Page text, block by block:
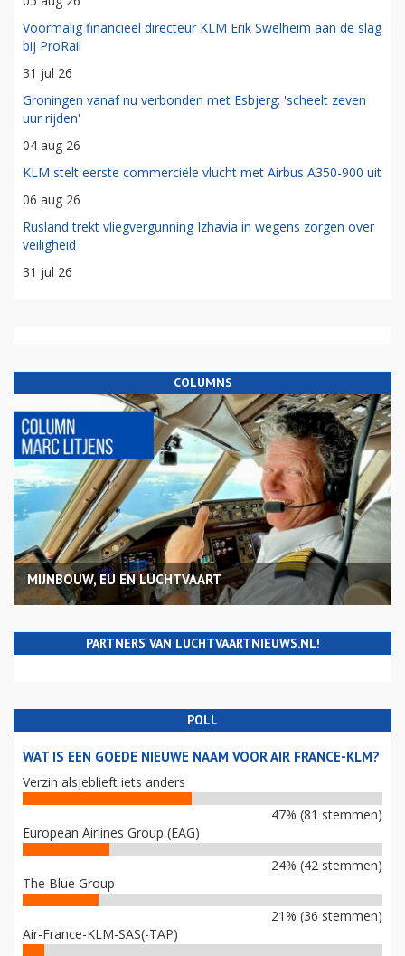
Voormalig financieel directeur KLM Erik Swelheim aan de slag
bij ProRail
31 jul 26
Groningen vanaf nu verbonden met Esbjerg: 'scheelt zeven
uur rijden'
04 aug 26
KLM stelt eerste commerciële vlucht met Airbus A350-900 uit
06 aug 26
Rusland trekt vliegvergunning Izhavia in wegens zorgen over
veiligheid
31 jul 26
COLUMNS
MIJNBOUW, EU EN LUCHTVAART
PARTNERS VAN LUCHTVAARTNIEUWS.NL!
POLL
WAT IS EEN GOEDE NIEUWE NAAM VOOR AIR FRANCE-KLM?
Verzin alsjeblieft iets anders
47% (81 stemmen)
European Airlines Group (EAG)
24% (42 stemmen)
The Blue Group
21% (36 stemmen)
Air-France-KLM-SAS(-TAP)